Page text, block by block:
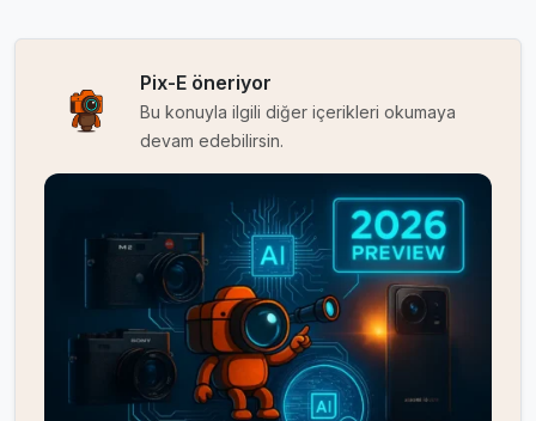
Pix-E öneriyor
Bu konuyla ilgili diğer içerikleri okumaya
devam edebilirsin.